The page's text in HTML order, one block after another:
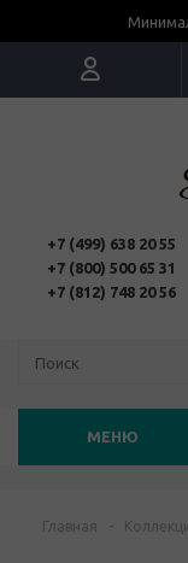
+7 (499) 638 20 55
+7 (800) 500 65 31
+7 (812) 748 20 56
МЕНЮ
Главная -